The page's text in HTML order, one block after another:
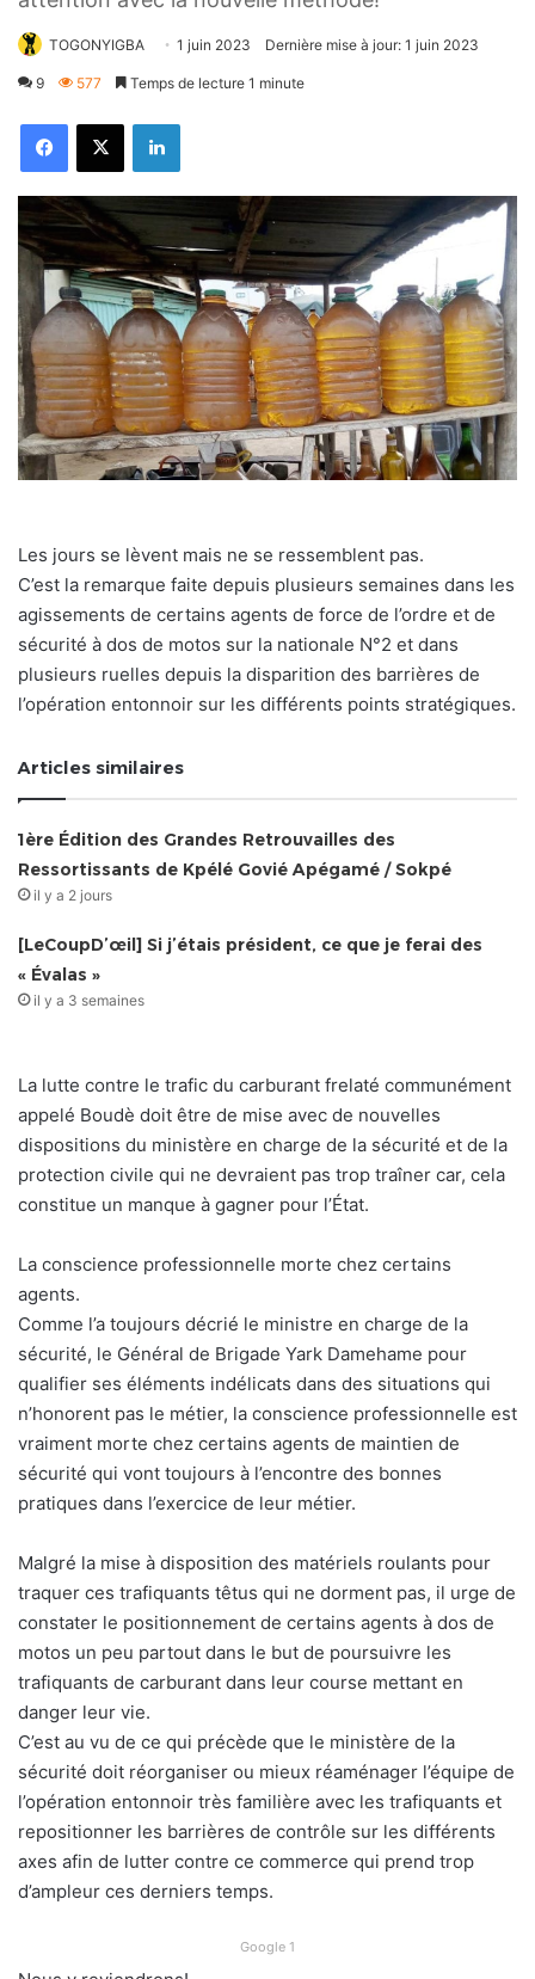
TOGONYIGBA 1 juin 2023 Dernière mise à jour: 1 juin 2023
9 577 Temps de lecture 1 minute
FacebookX Linkedin
Les jours se lèvent mais ne se ressemblent pas.
C’est la remarque faite depuis plusieurs semaines dans les
agissements de certains agents de force de l’ordre et de
sécurité à dos de motos sur la nationale N°2 et dans
plusieurs ruelles depuis la disparition des barrières de
l’opération entonnoir sur les différents points stratégiques.
Articles similaires
1ère Édition des Grandes Retrouvailles des
Ressortissants de Kpélé Govié Apégamé / Sokpé
il y a 2 jours
[LeCoupD’œil] Si j’étais président, ce que je ferai des
« Évalas »
il y a 3 semaines
La lutte contre le trafic du carburant frelaté communément
appelé Boudè doit être de mise avec de nouvelles
dispositions du ministère en charge de la sécurité et de la
protection civile qui ne devraient pas trop traîner car, cela
constitue un manque à gagner pour l’État.
La conscience professionnelle morte chez certains
agents.
Comme l’a toujours décrié le ministre en charge de la
sécurité, le Général de Brigade Yark Damehame pour
qualifier ses éléments indélicats dans des situations qui
n’honorent pas le métier, la conscience professionnelle est
vraiment morte chez certains agents de maintien de
sécurité qui vont toujours à l’encontre des bonnes
pratiques dans l’exercice de leur métier.
Malgré la mise à disposition des matériels roulants pour
traquer ces trafiquants têtus qui ne dorment pas, il urge de
constater le positionnement de certains agents à dos de
motos un peu partout dans le but de poursuivre les
trafiquants de carburant dans leur course mettant en
danger leur vie.
C’est au vu de ce qui précède que le ministère de la
sécurité doit réorganiser ou mieux réaménager l’équipe de
l’opération entonnoir très familière avec les trafiquants et
repositionner les barrières de contrôle sur les différents
axes afin de lutter contre ce commerce qui prend trop
d’ampleur ces derniers temps.
Google 1